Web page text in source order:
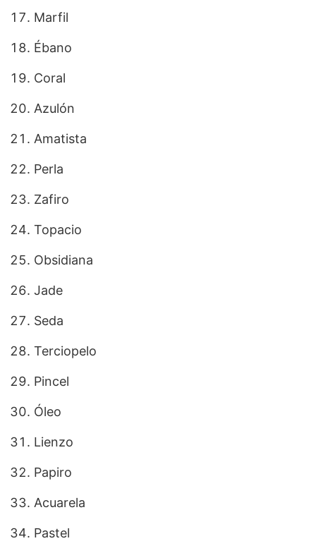
Marfil
Ébano
Coral
Azulón
Amatista
Perla
Zafiro
Topacio
Obsidiana
Jade
Seda
Terciopelo
Pincel
Óleo
Lienzo
Papiro
Acuarela
Pastel